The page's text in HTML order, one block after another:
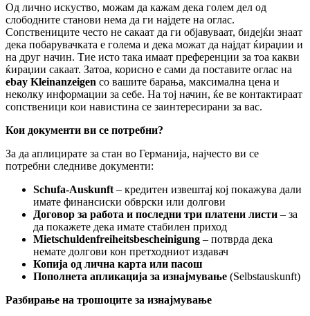
Од лично искуство, можам да кажам дека голем дел од
слободните станови нема да ги најдете на оглас.
Сопствениците често не сакаат да ги објавуваат, бидејќи знаат
дека побарувачката е голема и дека можат да најдат ќираџии и
на друг начин. Тие исто така имаат преференции за тоа какви
ќираџии сакаат. Затоа, корисно е сами да поставите оглас на
ebay Kleinanzeigen со вашите барања, максимална цена и
неколку информации за себе. На тој начин, ќе ве контактираат
сопственици кои навистина се заинтересирани за вас.
Кои документи ви се потребни?
За да аплицирате за стан во Германија, најчесто ви се
потребни следниве документи:
Schufa-Auskunft – кредитен извештај кој покажува дали
имате финансиски обврски или долгови
Договор за работа и последни три платени листи – за
да покажете дека имате стабилен приход
Mietschuldenfreiheitsbescheinigung – потврда дека
немате долгови кон претходниот издавач
Копија од лична карта или пасош
Пополнета апликација за изнајмување (Selbstauskunft)
Разбирање на трошоците за изнајмување